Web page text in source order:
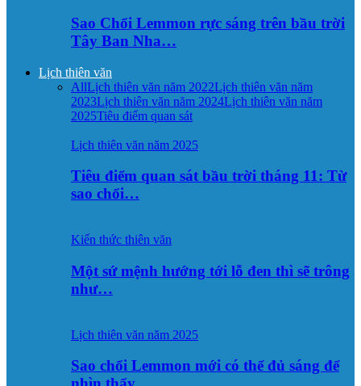
Sao Chổi Lemmon rực sáng trên bầu trời
Tây Ban Nha…
Lịch thiên văn
AllLịch thiên văn năm 2022Lịch thiên văn năm
2023Lịch thiên văn năm 2024Lịch thiên văn năm
2025Tiêu điểm quan sát
Lịch thiên văn năm 2025
Tiêu điểm quan sát bầu trời tháng 11: Từ
sao chổi…
Kiến thức thiên văn
Một sứ mệnh hướng tới lỗ đen thì sẽ trông
như…
Lịch thiên văn năm 2025
Sao chổi Lemmon mới có thể đủ sáng để